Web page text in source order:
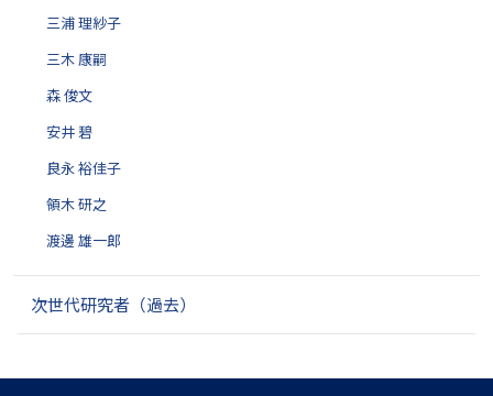
三浦 理紗子
三木 康嗣
森 俊文
安井 碧
良永 裕佳子
領木 研之
渡邊 雄一郎
次世代研究者（過去）